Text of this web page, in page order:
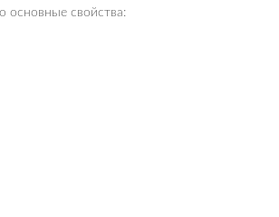
основные свойства: